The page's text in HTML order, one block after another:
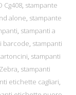
Cg408, stampante
alone, stampante
, stampanti a
barcode, stampanti
, stampanti
, stampanti
etichette cagliari,